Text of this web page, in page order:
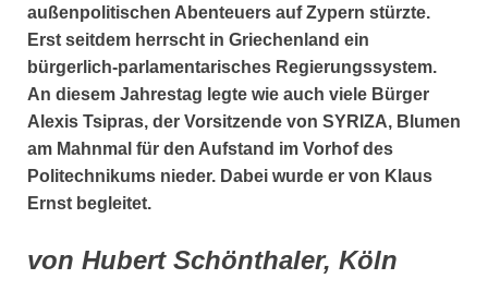
außenpolitischen Abenteuers auf Zypern stürzte.
Erst seitdem herrscht in Griechenland ein
bürgerlich-parlamentarisches Regierungssystem.
An diesem Jahrestag legte wie auch viele Bürger
Alexis Tsipras, der Vorsitzende von SYRIZA, Blumen
am Mahnmal für den Aufstand im Vorhof des
Politechnikums nieder. Dabei wurde er von Klaus
Ernst begleitet.
von Hubert Schönthaler, Köln